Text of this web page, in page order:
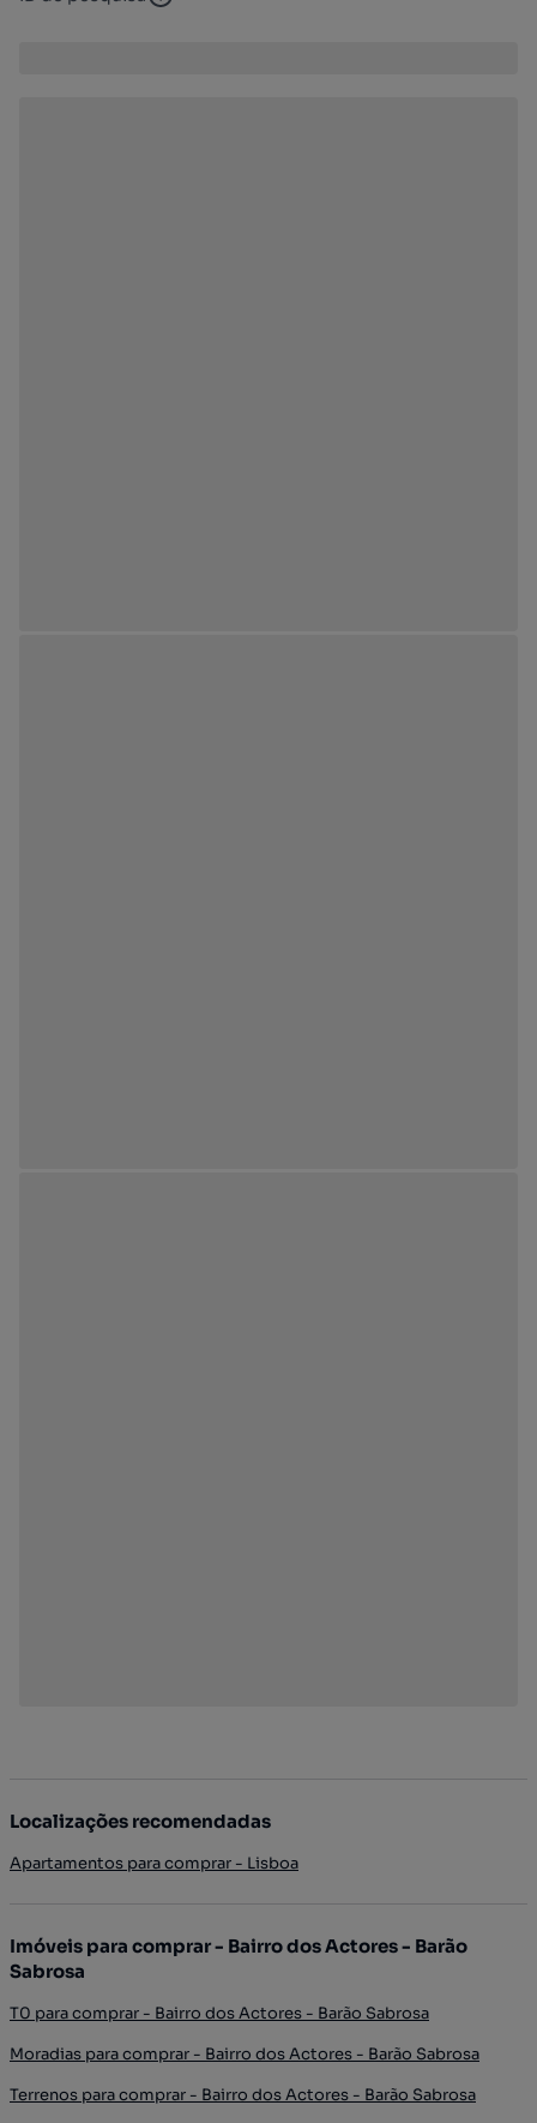
Localizações recomendadas
Apartamentos para comprar - Lisboa
Imóveis para comprar - Bairro dos Actores - Barão
Sabrosa
T0 para comprar - Bairro dos Actores - Barão Sabrosa
Moradias para comprar - Bairro dos Actores - Barão Sabrosa
Terrenos para comprar - Bairro dos Actores - Barão Sabrosa